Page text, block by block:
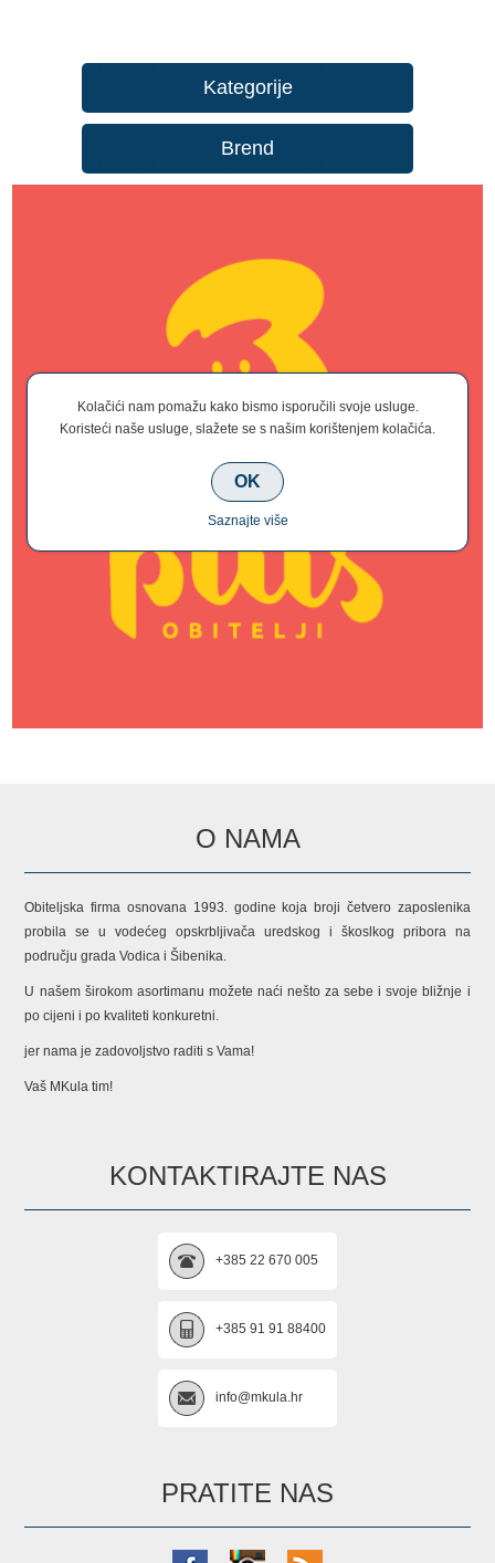
Kategorije
Brend
O NAMA
Obiteljska firma osnovana 1993. godine koja broji četvero zaposlenika
probila se u vodećeg opskrbljivača uredskog i škoslkog pribora na
području grada Vodica i Šibenika.
U našem širokom asortimanu možete naći nešto za sebe i svoje bližnje i
po cijeni i po kvaliteti konkuretni.
jer nama je zadovoljstvo raditi s Vama!
Vaš MKula tim!
KONTAKTIRAJTE NAS
+385 22 670 005
+385 91 91 88400
info@mkula.hr
PRATITE NAS
Kolačići nam pomažu kako bismo isporučili svoje usluge.
Koristeći naše usluge, slažete se s našim korištenjem kolačića.
OK
Saznajte više